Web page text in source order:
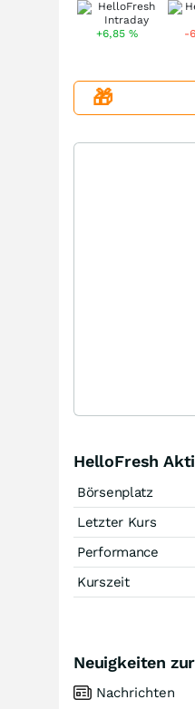
+6,85% -
🎁
HelloFresh
Börsenplatz
Letzter Kurs
Performance
Kurszeit
Neuigkeiten
Nachrichten